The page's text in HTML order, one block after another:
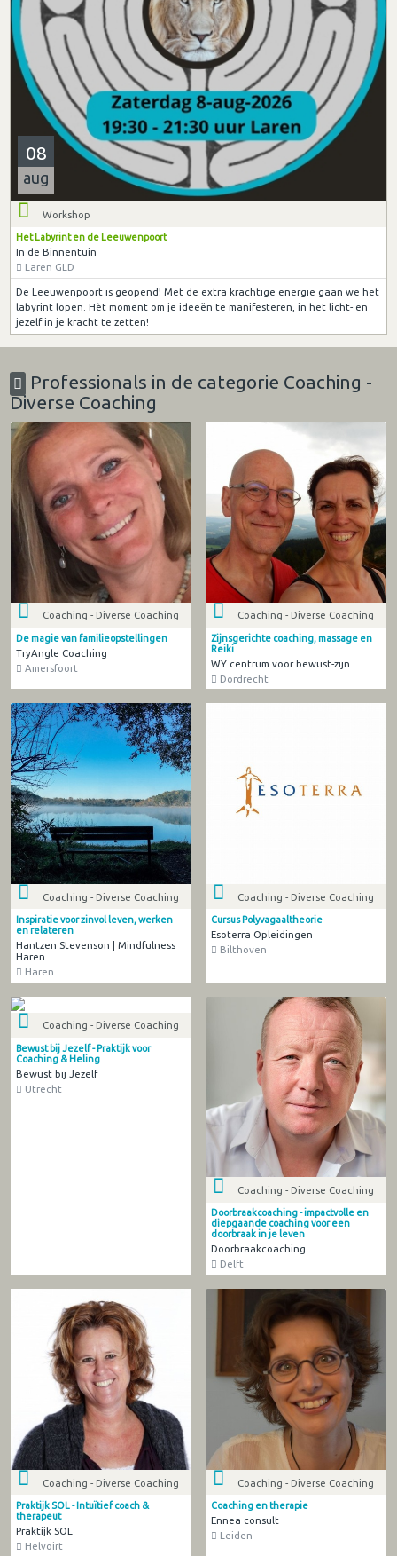
08
aug
Workshop
Het Labyrint en de Leeuwenpoort
In de Binnentuin
Laren GLD
De Leeuwenpoort is geopend! Met de extra krachtige energie gaan we het
labyrint lopen. Hèt moment om je ideeën te manifesteren, in het licht- en
jezelf in je kracht te zetten!
Professionals in de categorie Coaching -
Diverse Coaching
Coaching - Diverse Coaching
De magie van familieopstellingen
TryAngle Coaching
Amersfoort
Coaching - Diverse Coaching
Zijnsgerichte coaching, massage en
Reiki
WY centrum voor bewust-zijn
Dordrecht
Coaching - Diverse Coaching
Inspiratie voor zinvol leven, werken
en relateren
Hantzen Stevenson | Mindfulness
Haren
Haren
Coaching - Diverse Coaching
Cursus Polyvagaaltheorie
Esoterra Opleidingen
Bilthoven
Coaching - Diverse Coaching
Bewust bij Jezelf - Praktijk voor
Coaching & Heling
Bewust bij Jezelf
Utrecht
Coaching - Diverse Coaching
Doorbraakcoaching - impactvolle en
diepgaande coaching voor een
doorbraak in je leven
Doorbraakcoaching
Delft
Coaching - Diverse Coaching
Praktijk SOL - Intuïtief coach &
therapeut
Praktijk SOL
Helvoirt
Coaching - Diverse Coaching
Coaching en therapie
Ennea consult
Leiden